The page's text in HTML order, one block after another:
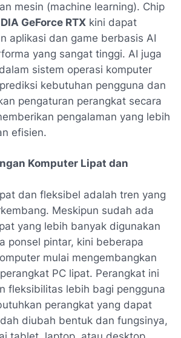
mesin (machine learning). Chip
GeForce RTX kini dapat
aplikasi dan game berbasis AI
yang sangat tinggi. AI juga
sistem operasi komputer
kebutuhan pengguna dan
pengaturan perangkat secara
pengalaman yang lebih
efisien.
Komputer Lipat dan
dan fleksibel adalah tren yang
Meskipun sudah ada
yang lebih banyak digunakan
ponsel pintar, kini beberapa
mulai mengembangkan
PC lipat. Perangkat ini
fleksibilitas lebih bagi pengguna
perangkat yang dapat
diubah bentuk dan fungsinya,